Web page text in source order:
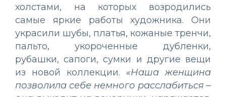
холстами, на которых возродились
самые яркие работы художника. Они
украсили шубы, платья, кожаные тренчи,
пальто, укороченные дубленки,
рубашки, сапоги, сумки и другие вещи
из новой коллекции. «Наша женщина
позволила себе немного расслабиться –